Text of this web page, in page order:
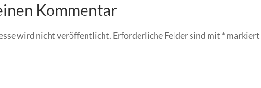
Kommentar
wird nicht veröffentlicht. Erforderliche Felder sind mit * markiert